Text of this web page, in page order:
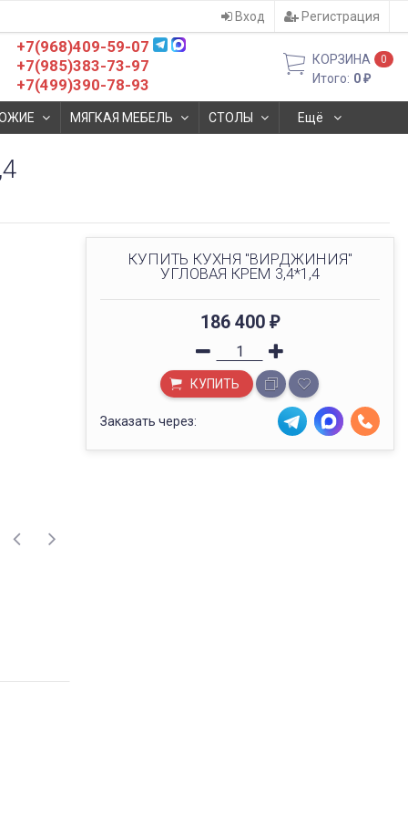
Вход Регистрация
+7(968)409-59-07
+7(985)383-73-97
+7(499)390-78-93
КОРЗИНА 0
Итого: 0₽
МЯГКАЯ МЕБЕЛЬ СТОЛЫ Ещё
КУПИТЬ КУХНЯ "ВИРДЖИНИЯ"
УГЛОВАЯ КРЕМ 3,4*1,4
186 400 ₽
КУПИТЬ
Заказать через: